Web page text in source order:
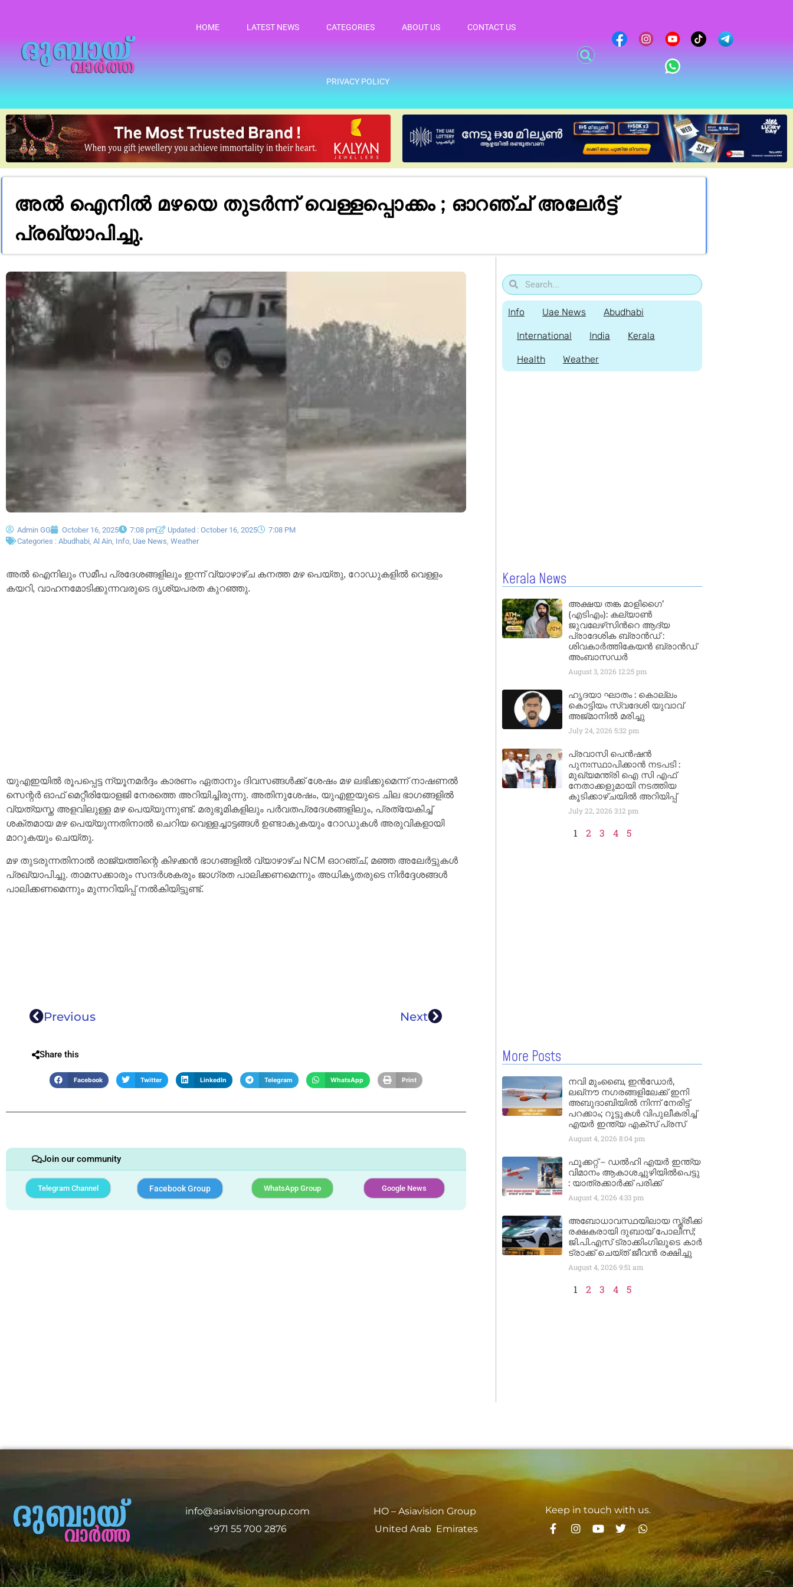
HOME LATEST NEWS CATEGORIES ABOUT US CONTACT US
PRIVACY POLICY
അൽ ഐനിൽ മഴയെ തുടർന്ന് വെള്ളപ്പൊക്കം ; ഓറഞ്ച് അലേർട്ട്
പ്രഖ്യാപിച്ചു.
Admin GG October 16, 2025 7:08 pm Updated : October 16, 2025
7:08 PM
Categories : Abudhabi Al Ain Info Uae News Weather
അൽ ഐനിലും സമീപ പ്രദേശങ്ങളിലും ഇന്ന് വ്യാഴാഴ്ച കനത്ത മഴ പെയ്തു, റോഡുകളിൽ വെള്ളം
കയറി, വാഹനമോടിക്കുന്നവരുടെ ദൃശ്യപരത കുറഞ്ഞു.
യുഎഇയിൽ രൂപപ്പെട്ട ന്യൂനമർദ്ദം കാരണം ഏതാനും ദിവസങ്ങൾക്ക് ശേഷം മഴ ലഭിക്കുമെന്ന് നാഷണൽ
സെന്റർ ഓഫ് മെറ്റീരിയോളജി നേരത്തെ അറിയിച്ചിരുന്നു. അതിനുശേഷം, യുഎഇയുടെ ചില ഭാഗങ്ങളിൽ
വ്യത്യസ്ത അളവിലുള്ള മഴ പെയ്യുന്നുണ്ട്. മരുഭൂമികളിലും പർവതപ്രദേശങ്ങളിലും, പ്രത്യേകിച്ച്
ശക്തമായ മഴ പെയ്യുന്നതിനാൽ ചെറിയ വെള്ളച്ചാട്ടങ്ങൾ ഉണ്ടാകുകയും റോഡുകൾ അരുവികളായി
മാറുകയും ചെയ്തു.
മഴ തുടരുന്നതിനാൽ രാജ്യത്തിന്റെ കിഴക്കൻ ഭാഗങ്ങളിൽ വ്യാഴാഴ്ച NCM ഓറഞ്ച്, മഞ്ഞ അലേർട്ടുകൾ
പ്രഖ്യാപിച്ചു. താമസക്കാരും സന്ദർശകരും ജാഗ്രത പാലിക്കണമെന്നും അധികൃതരുടെ നിർദ്ദേശങ്ങൾ
പാലിക്കണമെന്നും മുന്നറിയിപ്പ് നൽകിയിട്ടുണ്ട്.
Previous Next
Share this
Facebook Twitter LinkedIn Telegram WhatsApp Print
Join our community
Telegram Channel Facebook Group WhatsApp Group Google News
Info Uae News Abudhabi
International India Kerala
Health Weather
Kerala News
അക്ഷയ തങ്ക മാളിഗൈ’
(എടിഎം): കല്യാണ്‍
ജുവലേഴ്‌സിന്‍റെ ആദ്യ
പ്രാദേശിക ബ്രാന്‍ഡ് :
ശിവകാര്‍ത്തികേയന്‍ ബ്രാന്‍ഡ്
അംബാസഡര്‍
August 3, 2026 12:25 pm
ഹൃദയാ ഘാതം : കൊല്ലം
കൊട്ടിയം സ്വദേശി യുവാവ്
അജ്മാനിൽ മരിച്ചു
July 24, 2026 5:32 pm
പ്രവാസി പെൻഷൻ
പുനഃസ്ഥാപിക്കാൻ നടപടി :
മുഖ്യമന്ത്രി ഐ സി എഫ്
നേതാക്കളുമായി നടത്തിയ
കൂടിക്കാഴ്ചയിൽ അറിയിപ്പ്
July 22, 2026 3:12 pm
1 2 3 4 5
More Posts
നവി മുംബൈ, ഇൻഡോർ,
ലഖ്നൗ നഗരങ്ങളിലേക്ക് ഇനി
അബുദാബിയിൽ നിന്ന് നേരിട്ട്
പറക്കാം; റൂട്ടുകൾ വിപുലീകരിച്ച്
എയർ ഇന്ത്യ എക്സ് പ്രസ്
August 4, 2026 8:04 pm
ഫൂക്കറ്റ് – ഡൽഹി എയര്‍ ഇന്ത്യ
വിമാനം ആകാശച്ചുഴിയില്‍പെട്ടു
: യാത്രക്കാര്‍ക്ക് പരിക്ക്
August 4, 2026 4:33 pm
അബോധാവസ്ഥയിലായ സ്ത്രീക്ക്
രക്ഷകരായി ദുബായ് പോലീസ്;
ജി.പി.എസ് ട്രാക്കിംഗിലൂടെ കാർ
ട്രാക്ക് ചെയ്ത് ജീവൻ രക്ഷിച്ചു
August 4, 2026 9:51 am
1 2 3 4 5
info@asiavisiongroup.com
+971 55 700 2876
HO – Asiavision Group
United Arab Emirates
Keep in touch with us.